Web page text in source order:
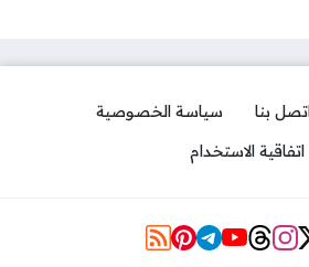
اتصل بنا
سياسة الخصوصية
اتفاقية الاستخدام
Social Links